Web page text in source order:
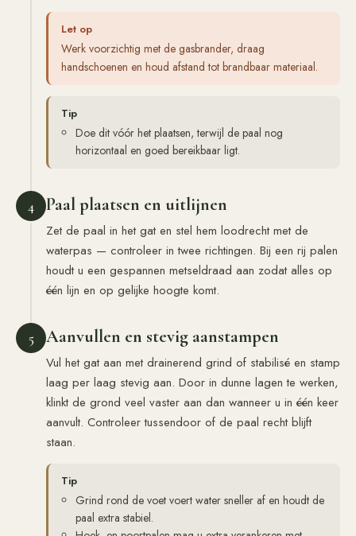
Let op
Werk voorzichtig met de gasbrander, draag
handschoenen en houd afstand tot brandbaar materiaal.
Tip
Doe dit vóór het plaatsen, terwijl de paal nog
horizontaal en goed bereikbaar ligt.
4 Paal plaatsen en uitlijnen
Zet de paal in het gat en stel hem loodrecht met de
waterpas — controleer in twee richtingen. Bij een rij palen
houdt u een gespannen metseldraad aan zodat alles op
één lijn en op gelijke hoogte komt.
5 Aanvullen en stevig aanstampen
Vul het gat aan met drainerend grind of stabilisé en stamp
laag per laag stevig aan. Door in dunne lagen te werken,
klinkt de grond veel vaster aan dan wanneer u in één keer
aanvult. Controleer tussendoor of de paal recht blijft
staan.
Tip
Grind rond de voet voert water sneller af en houdt de
paal extra stabiel.